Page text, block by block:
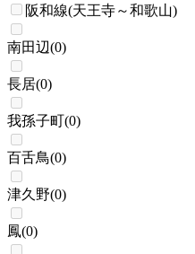
阪和線(天王寺～和歌山)
南田辺(0)
長居(0)
我孫子町(0)
百舌鳥(0)
津久野(0)
鳳(0)